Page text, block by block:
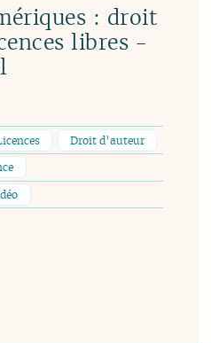
: droit
libres -
Droit d’auteur